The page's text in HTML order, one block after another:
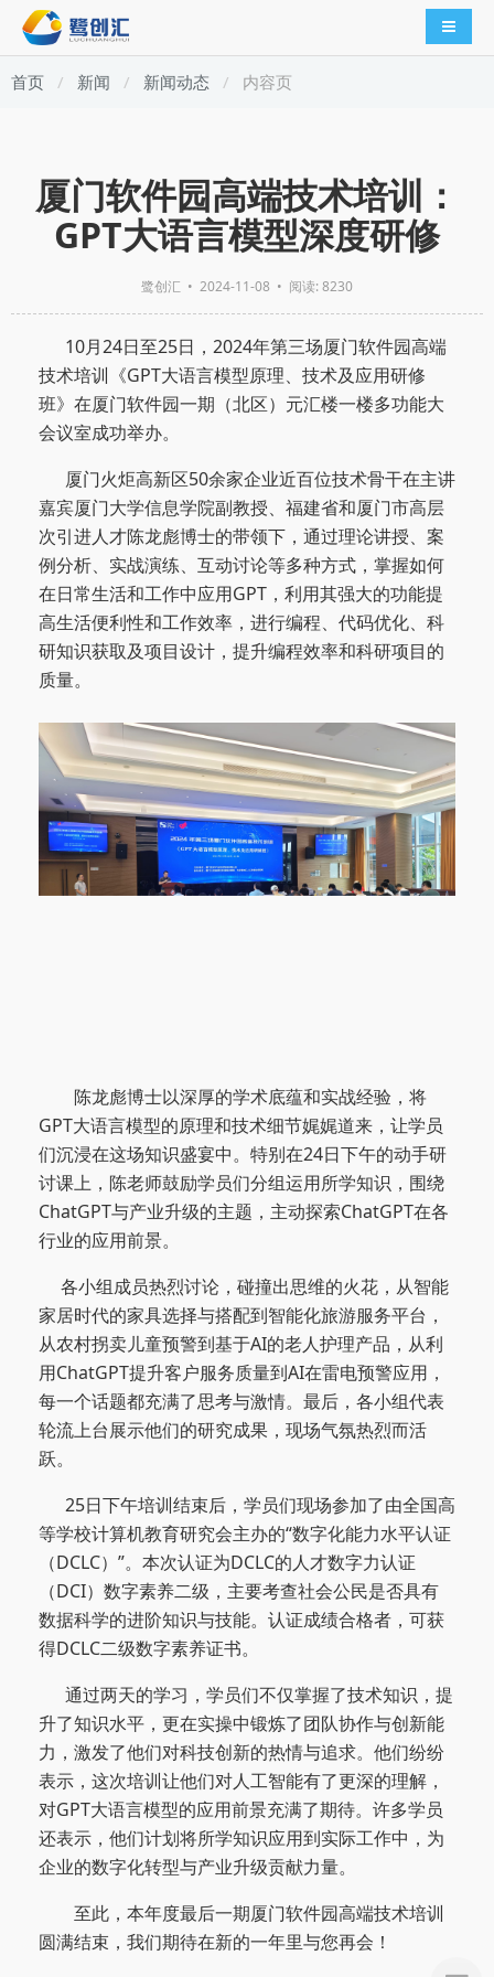
导航切
首页 新闻 新闻动态 内容页
厦门软件园高端技术培训：
GPT大语言模型深度研修
鹭创汇 • 2024-11-08 • 阅读: 8230
10月24日至25日，2024年第三场厦门软件园高端
技术培训《GPT大语言模型原理、技术及应用研修
班》在厦门软件园一期（北区）元汇楼一楼多功能大
会议室成功举办。
厦门火炬高新区50余家企业近百位技术骨干在主讲
嘉宾厦门大学信息学院副教授、福建省和厦门市高层
次引进人才陈龙彪博士的带领下，通过理论讲授、案
例分析、实战演练、互动讨论等多种方式，掌握如何
在日常生活和工作中应用GPT，利用其强大的功能提
高生活便利性和工作效率，进行编程、代码优化、科
研知识获取及项目设计，提升编程效率和科研项目的
质量。
陈龙彪博士以深厚的学术底蕴和实战经验，将
GPT大语言模型的原理和技术细节娓娓道来，让学员
们沉浸在这场知识盛宴中。特别在24日下午的动手研
讨课上，陈老师鼓励学员们分组运用所学知识，围绕
ChatGPT与产业升级的主题，主动探索ChatGPT在各
行业的应用前景。
各小组成员热烈讨论，碰撞出思维的火花，从智能
家居时代的家具选择与搭配到智能化旅游服务平台，
从农村拐卖儿童预警到基于AI的老人护理产品，从利
用ChatGPT提升客户服务质量到AI在雷电预警应用，
每一个话题都充满了思考与激情。最后，各小组代表
轮流上台展示他们的研究成果，现场气氛热烈而活
跃。
25日下午培训结束后，学员们现场参加了由全国高
等学校计算机教育研究会主办的“数字化能力水平认证
（DCLC）”。本次认证为DCLC的人才数字力认证
（DCI）数字素养二级，主要考查社会公民是否具有
数据科学的进阶知识与技能。认证成绩合格者，可获
得DCLC二级数字素养证书。
通过两天的学习，学员们不仅掌握了技术知识，提
升了知识水平，更在实操中锻炼了团队协作与创新能
力，激发了他们对科技创新的热情与追求。他们纷纷
表示，这次培训让他们对人工智能有了更深的理解，
对GPT大语言模型的应用前景充满了期待。许多学员
还表示，他们计划将所学知识应用到实际工作中，为
企业的数字化转型与产业升级贡献力量。
至此，本年度最后一期厦门软件园高端技术培训
圆满结束，我们期待在新的一年里与您再会！